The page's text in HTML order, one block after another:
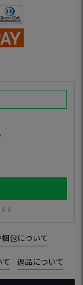
す
包について
て 返品について